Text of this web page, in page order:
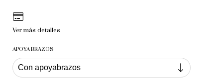
Ver más detalles
APOYA BRAZOS